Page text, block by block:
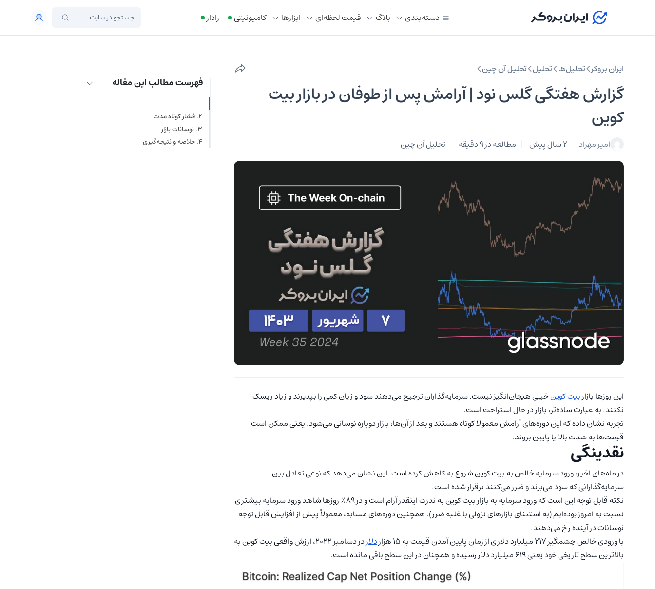
دسته‌بندی بلاگ قیمت لحظه‌ای ابزار‌ها کامیونیتی رادار
ایران بروکر تحلیل‌ها تحلیل‌ تحلیل آن چین
گزارش هفتگی گلس نود | آرامش پس از طوفان در بازار بیت
کوین
امیر مهراد 2 سال پیش مطالعه در 9 دقیقه تحلیل آن چین
این روزها بازاربیت کوینخیلی هیجان‌انگیز نیست. سرمایه‌گذاران ترجیح می‌دهند سود و زیان کمی را بپذیرند و زیاد ریسک
نکنند. به عبارت ساده‌تر، بازار در حال استراحت است.
تجربه نشان داده که این دوره‌های آرامش معمولا کوتاه هستند و بعد از آن‌ها، بازار دوباره نوسانی می‌شود. یعنی ممکن است
قیمت‌ها به شدت بالا یا پایین بروند.
نقدینگی
در ماه‌های اخیر، ورود سرمایه خالص به بیت کوین شروع به کاهش کرده است. این نشان می‌دهد که نوعی تعادل بین
سرمایه‌گذارانی که سود می‌برند و ضرر می‌کنند برقرار شده است.
نکته قابل توجه این است که ورود سرمایه به بازار بیت کوین به ندرت اینقدر آرام است و در ۸۹٪ روزها شاهد ورود سرمایه بیشتری
نسبت به امروز بوده‌ایم (به استثنای بازارهای نزولی با غلبه ضرر). همچنین دوره‌های مشابه، معمولاً پیش از افزایش قابل توجه
نوسانات در آینده رخ می‌دهند.
با ورودی خالص چشمگیر ۲۱۷ میلیارد دلاری از زمان پایین آمدن قیمت به ۱۵ هزار
دلار
در دسامبر ۲۰۲۲، ارزش واقعی بیت کوین به
بالاترین سطح تاریخی خود یعنی ۶۱۹ میلیارد دلار رسیده و همچنان در این سطح باقی مانده است.
فهرست مطالب این مقاله
نقدینگی
فشار کوتاه‌ مدت
نوسانات بازار
خلاصه و نتیجه‌گیری